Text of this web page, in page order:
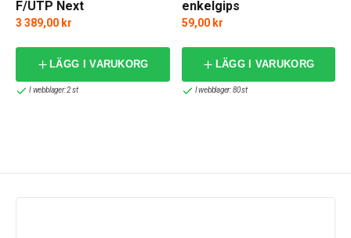
F/UTP Next
3 389,00 kr
LÄGG I VARUKORG
I webblager: 2 st
enkelgips
59,00 kr
LÄGG I VARUKORG
I webblager: 80 st